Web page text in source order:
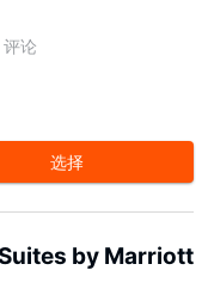
论
选择
by Marriott